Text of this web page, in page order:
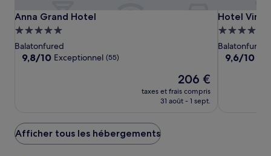
Anna
Grand
Hotel
Anna
Grand
Hotel
Anna Grand Hotel
Anna Grand Hotel
Hébergement
5.0 étoiles
Balatonfured
9.8
9,8/10 Exceptionnel (55)
Le
nouveau
prix
206 €
taxes et frais compris
31 août - 1 sept.
Hotel
Vinifera
Wine
Spa
Hotel
Hotel
4.0 étoiles
Balatonfured
9.6
9,6/10
Afficher tous les hébergements